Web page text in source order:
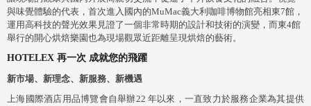
與味覺體驗的代表，首次進入國內的MuMac義大利咖啡博物館亮相東7館，
運用高科技的聲光效果見證了一個非常時期的設計和技術的演變，而東4館
舉行的開心烘焙樂園也為現場觀眾近距離呈現烘焙的藝術。
HOTELEX 再一次 成就您的飛躍
新市場、新理念、新服務、新機遇
上海國際酒店用品博覽會自舉辦22 年以來，一直致力於服務企業為其提供